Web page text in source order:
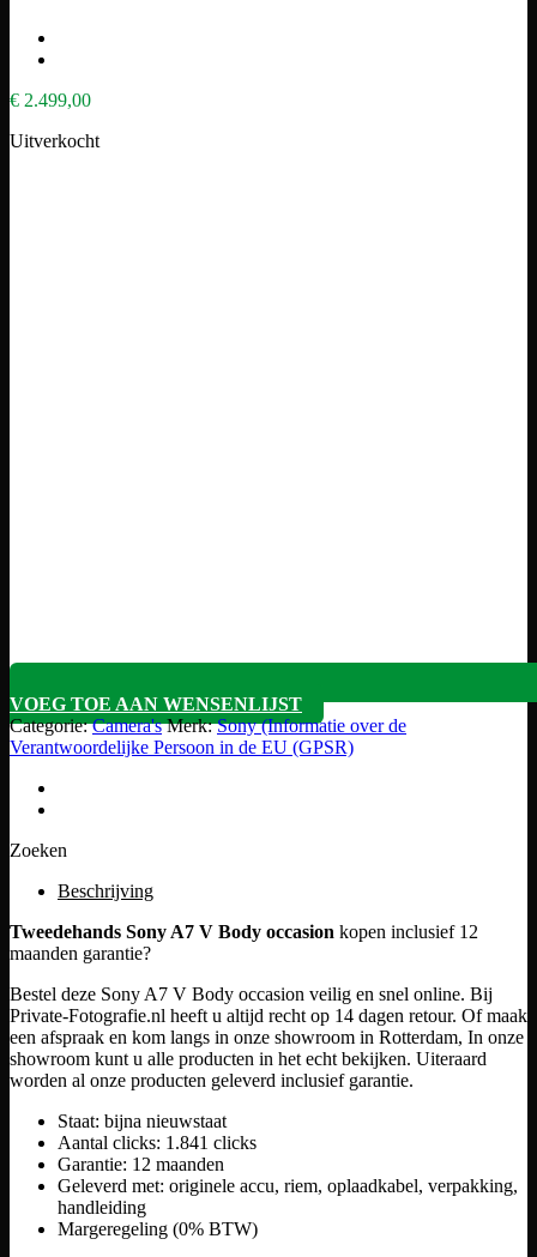
€ 2.499,00
Uitverkocht
VOEG TOE AAN WENSENLIJST
Categorie:Camera's Merk:Sony (Informatie over de
Verantwoordelijke Persoon in de EU (GPSR)
Zoeken
Beschrijving
Tweedehands Sony A7 V Body occasion kopen inclusief 12
maanden garantie?
Bestel deze Sony A7 V Body occasion veilig en snel online. Bij
Private-Fotografie.nl heeft u altijd recht op 14 dagen retour. Of maak
een afspraak en kom langs in onze showroom in Rotterdam, In onze
showroom kunt u alle producten in het echt bekijken. Uiteraard
worden al onze producten geleverd inclusief garantie.
Staat: bijna nieuwstaat
Aantal clicks: 1.841 clicks
Garantie: 12 maanden
Geleverd met: originele accu, riem, oplaadkabel, verpakking,
handleiding
Margeregeling (0% BTW)